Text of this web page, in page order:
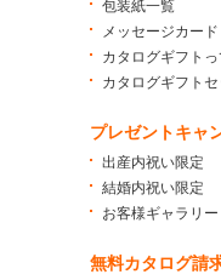
包装紙一覧
メッセージカー
カタログギフトっ
カタログギフト
プレゼントキャ
出産内祝い限定
結婚内祝い限定
お客様ギャラリー
無料カタログ請